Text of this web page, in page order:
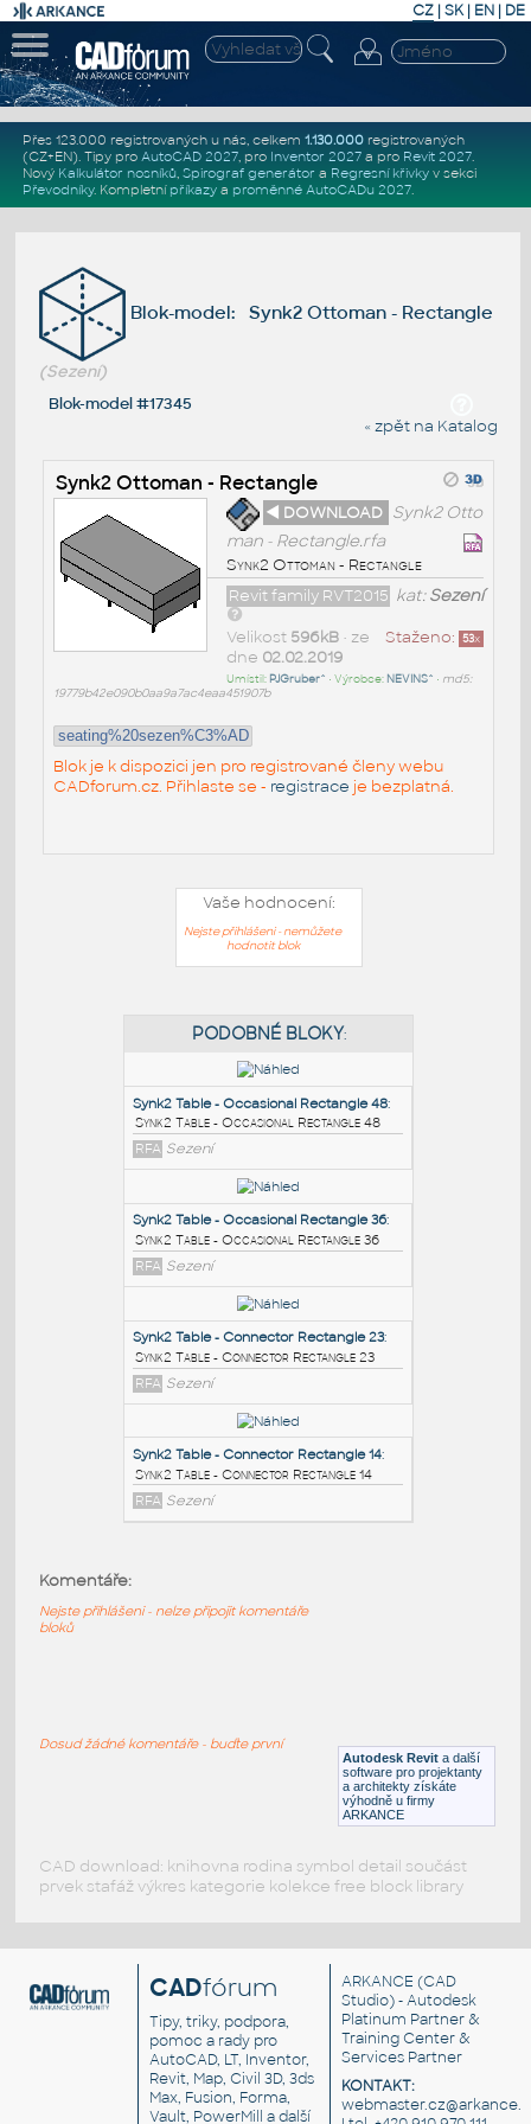
CZ | SK| EN | DE
Přes 123.000 registrovaných u nás, celkem 1.130.000registrovaných
(CZ+EN). Tipy pro AutoCAD 2027, pro Inventor 2027a pro Revit 2027.
Nový Kalkulátor nosníků, Spirograf generátor a Regresní křivkyv sekci
Převodníky. Kompletní příkazya proměnné AutoCADu 2027.
Blok-model: Synk2 Ottoman - Rectangle
(Sezení)
Blok-model #17345
« zpět na Katalog
Synk2 Ottoman - Rectangle
◄ DOWNLOAD Synk2 Otto
man - Rectangle.rfa
Synk2 Ottoman - Rectangle
kat:Sezení
Revit family RVT2015
Staženo: 53x
Velikost 596kB• ze
dne 02.02.2019
Umístil: PJGruber^ • Výrobce: NEVINS^ • md5:
19779b42e090b0aa9a7ac4eaa451907b
seating%20sezen%C3%AD
Blok je k dispozici jen pro registrované členy webu
CADforum.cz. Přihlaste se - registrace je bezplatná.
Vaše hodnocení:
Nejste přihlášeni - nemůžete
hodnotit blok
PODOBNÉ BLOKY
Synk2 Table - Occasional Rectangle 48
Synk2 Table - Occasional Rectangle 48
RFA Sezení
Synk2 Table - Occasional Rectangle 36
Synk2 Table - Occasional Rectangle 36
RFA Sezení
Synk2 Table - Connector Rectangle 14
Autodesk Revit a další
software pro projektanty
a architekty získáte
výhodně u firmy
ARKANCE
Komentáře:
Nejste přihlášeni - nelze připojit komentáře
bloků
Dosud žádné komentáře - buďte první
CAD download: knihovna rodina symbol detail součást
prvek stafáž výkres kategorie kolekce free block library
CADfórum
Tipy, triky, podpora,
pomoc a rady pro
AutoCAD, LT, Inventor,
Revit, Map, Civil 3D, 3ds
Max, Fusion, Forma,
Vault, PowerMill a další
ARKANCE (CAD
Studio) - Autodesk
Platinum Partner &
Training Center &
Services Partner
KONTAKT: